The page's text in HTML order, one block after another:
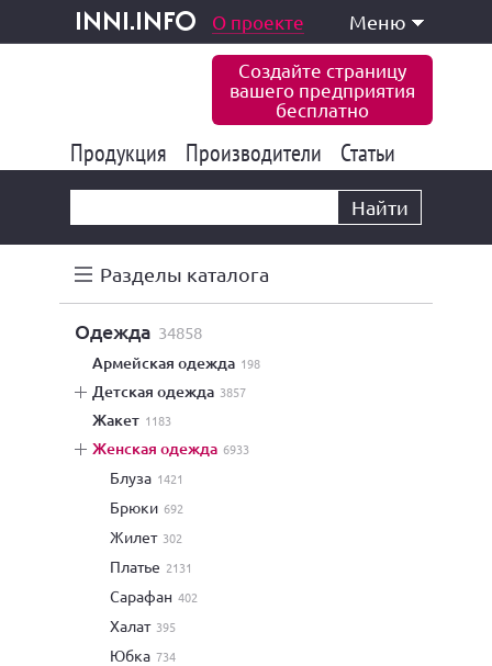
inni.info
и услуги О проекте Меню
Создайте страницу
вашего предприятия
бесплатно
Продукция 177 847
Производители 6 777
Статьи
Найти
Разделы каталога
одежда 34858
армейская одежда 198
детская одежда 3857
жакет 1183
женская одежда 6933
блуза 1421
брюки 692
жилет 302
платье 2131
сарафан 402
халат 395
юбка 734